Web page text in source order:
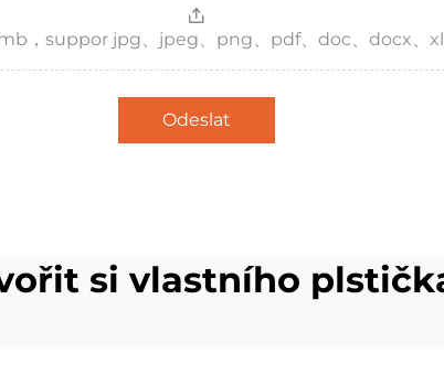
，suppor jpg、jpeg、png、pdf、doc、docx、
Odeslat
si vlastního